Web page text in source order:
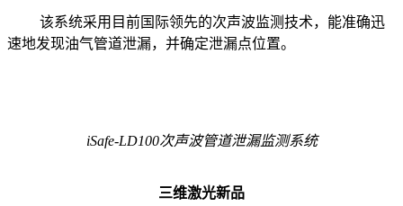
该系统采用目前国际领先的次声波监测技术，能准确迅
速地发现油气管道泄漏，并确定泄漏点位置。
iSafe-LD100次声波管道泄漏监测系统
三维激光新品